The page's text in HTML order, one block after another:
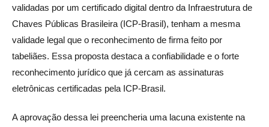
validadas por um certificado digital dentro da Infraestrutura de
Chaves Públicas Brasileira (ICP-Brasil), tenham a mesma
validade legal que o reconhecimento de firma feito por
tabeliães. Essa proposta destaca a confiabilidade e o forte
reconhecimento jurídico que já cercam as assinaturas
eletrônicas certificadas pela ICP-Brasil.
A aprovação dessa lei preencheria uma lacuna existente na